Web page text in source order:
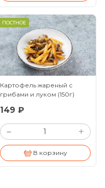
ПОСТНОЕ
Картофель жареный с
грибами и луком (150г)
149 ₽
– +
В корзину